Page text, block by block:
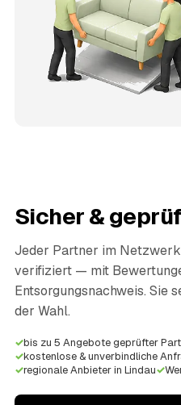
Sicher &
Jeder Partner im
verifiziert — mit
Entsorgungsnachweis. Sie
der Wahl.
✓bis zu 5 Angebote geprüfter
✓kostenlose & unverbindliche
✓regionale Anbieter in Lindau✓